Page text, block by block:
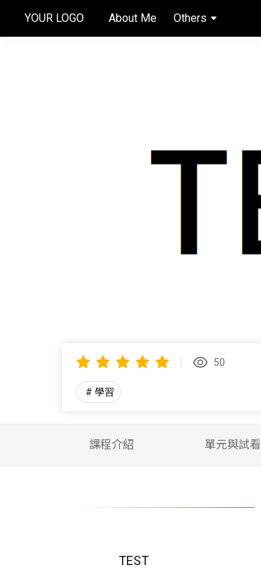
YOUR LOGO About Me Others
50
學習
課程介紹 單元與試看
TEST